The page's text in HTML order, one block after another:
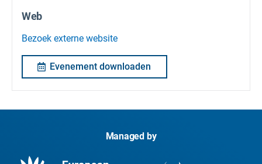
Web
Bezoek externe website
Evenement downloaden
Managed by